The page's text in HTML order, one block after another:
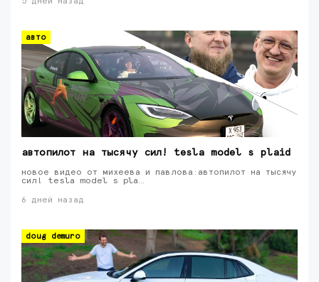
авто
автопилот на тысячу сил! tesla model s plaid
новое видео от михеева и павлова:автопилот на тысячу
сил! tesla model s pla…
6 дней назад
doug demuro